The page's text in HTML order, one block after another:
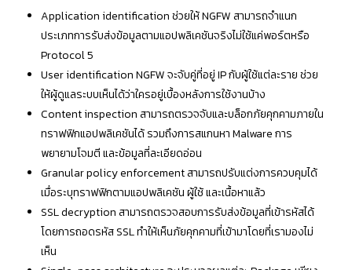
Application identification ช่วยให้ NGFW สามารถจำแนก
ประเภทการรับส่งข้อมูลตามแอปพลิเคชันจริงไม่ใช้แค่พอร์ตหรือ
Protocol 5
User identification NGFW จะจับคู่ที่อยู่ IP กับผู้ใช้แต่ละราย ช่วย
ให้ผู้ดูแลระบบเห็นได้ว่าใครอยู่เบื้องหลังการใช้งานบ้าง
Content inspection สามารถตรวจจับและบล็อกภัยคุกคามภายใน
ทราฟฟิกแอปพลิเคชันได้ รวมถึงการสแกนหา Malware การ
พยายามโจมตี และข้อมูลที่ละเอียดอ่อน
Granular policy enforcement สามารถปรับแต่งการควบคุมได้
เมื่อระบุทราฟฟิกตามแอปพลิเคชัน ผู้ใช้ และเนื้อหาแล้ว
SSL decryption สามารถตรวจสอบการรับส่งข้อมูลที่เข้ารหัสได้
โดยการถอดรหัส SSL ทำให้เห็นภัยคุกคามที่เข้ามาโดยที่เรามองไม่
เห็น